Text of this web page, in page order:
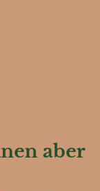
aber